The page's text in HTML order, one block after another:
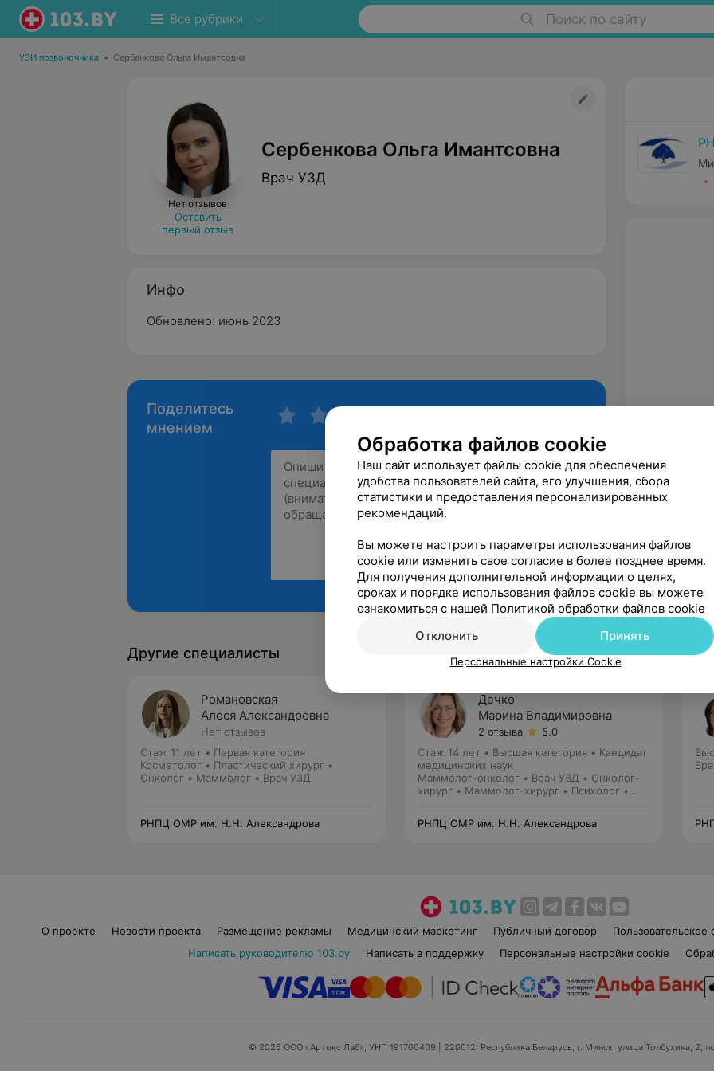
Все рубрики Поиск по сайту
УЗИ позвоночника • Сербенкова Ольга Имантсовна
Нет отзывов
Оставить
первый отзыв
Сербенкова Ольга Имантсовна
Врач УЗД
Инфо
Обновлено: июнь 2023
Поделитесь
мнением
Рекомендую
Другие специалисты
Романовская
Алеся Александровна
Нет отзывов
Стаж 11 лет • Первая категория
Косметолог • Пластический хирург •
Онколог • Маммолог • Врач УЗД
РНПЦ ОМР им. Н.Н. Александрова
Дечко
Марина Владимировна
2 отзыва
5.0
Стаж 14 лет • Высшая категория • Кандидат
медицинских наук
Маммолог-онколог • Врач УЗД • Онколог-
хирург • Маммолог-хирург • Психолог •
РНПЦ ОМР им. Н.Н. Александрова
О проекте Новости проекта Размещение рекламы Медицинский маркетинг Публичный договор Пользовательское
Написать руководителю 103.by
Написать в поддержку Персональные настройки cookie
© 2026 ООО «Артокс Лаб», УНП 191700409 | 220012, Республика Беларусь, г. Минск, улица Толбухина, 2,
Обработка файлов cookie
Наш сайт использует файлы cookie для обеспечения
удобства пользователей сайта, его улучшения, сбора
статистики и предоставления персонализированных
рекомендаций.
Вы можете настроить параметры использования файлов
cookie или изменить свое согласие в более позднее время.
Для получения дополнительной информации о целях,
сроках и порядке использования файлов cookie вы можете
ознакомиться с нашей Политикой обработки файлов cookie
Отклонить
Принять
Персональные настройки Cookie